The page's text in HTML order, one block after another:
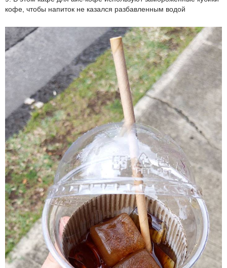
кофе, чтобы напиток не казался разбавленным водой